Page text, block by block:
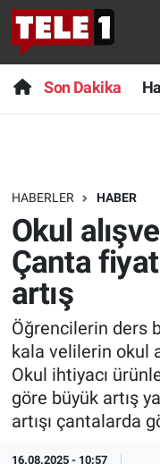
Son Dakika
HABERLER HABER
Okul
Çanta
artış
Öğrencilerin ders
kala velilerin okul
Okul ihtiyacı
göre büyük artış
artışı çantalarda
16.08.2025 - 10:57
Anında Manşet
Başka
Bilim turu
Bilim ve
Doğa Konuşuyor
Dünya
Ege Saati
Ege'den
Son Dakika
Haber
Dünya
Teknoloji
Sağlık
Spor
Yayın Akışı
İletişim
Nöbetçi
Hava Durumu
Trafik Durumu
Süper Lig
Tüm Manşetler
Son Dakika
Haber Arşivi